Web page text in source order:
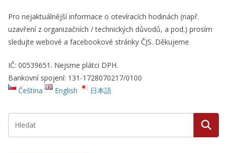
Pro nejaktuálnější informace o otevíracích hodinách (např.
uzavření z organizačních / technických důvodů, a pod.) prosím
sledujte webové a facebookové stránky ČJS. Děkujeme
IČ: 00539651. Nejsme plátci DPH.
Bankovní spojení: 131-1728070217/0100
Čeština
English 日本語